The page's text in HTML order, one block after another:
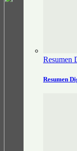
Resumen
Resumen